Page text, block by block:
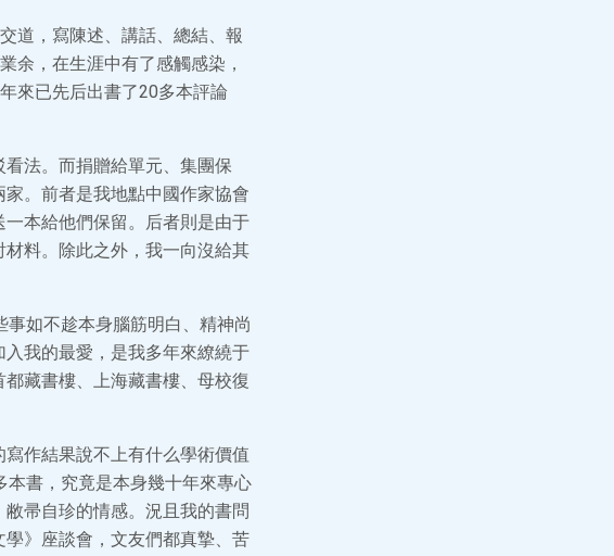
道，寫陳述、講話、總結、報
余，在生涯中有了感觸感染，
來已先后出書了20多本評論
法。而捐贈給單元、集團保
。前者是我地點中國作家協會
本給他們保留。后者則是由于
料。除此之外，我一向沒給其
如不趁本身腦筋明白、精神尚
我的最愛，是我多年來繚繞于
藏書樓、上海藏書樓、母校復
作結果說不上有什么學術價值
書，究竟是本身幾十年來專心
帚自珍的情感。況且我的書問
》座談會，文友們都真摯、苦